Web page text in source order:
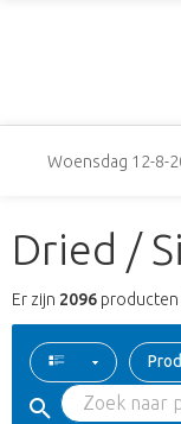
Woensdag 12-8-
Dried /
Er zijn 2096 producten